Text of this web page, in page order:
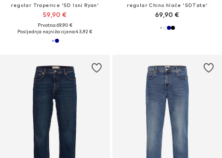
regular Traperice 'SD Isni Ryan'
59,90 €
Prvotno: 69,90 €
Posljednja najniža cijena:43,92 €
regular Chino hlače 'SDTate'
69,90 €